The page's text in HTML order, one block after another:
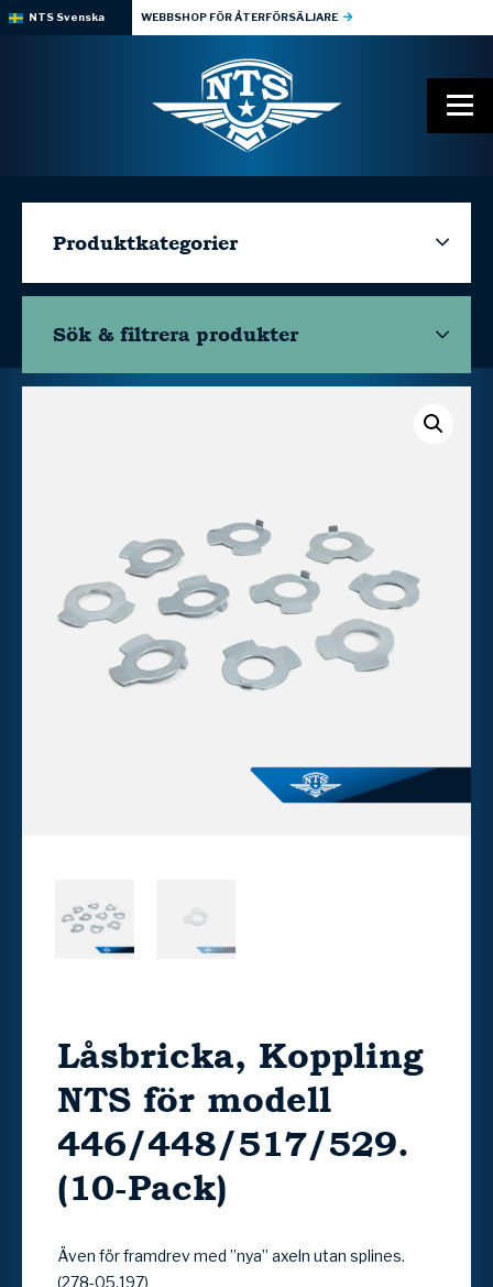
NTS Svenska WEBBSHOP FÖR ÅTERFÖRSÄLJARE
Produktkategorier
Sök & filtrera produkter
Låsbricka, Koppling
NTS för modell
446/448/517/529.
(10-Pack)
Även för framdrev med ”nya” axeln utan splines.
(278-05.197)